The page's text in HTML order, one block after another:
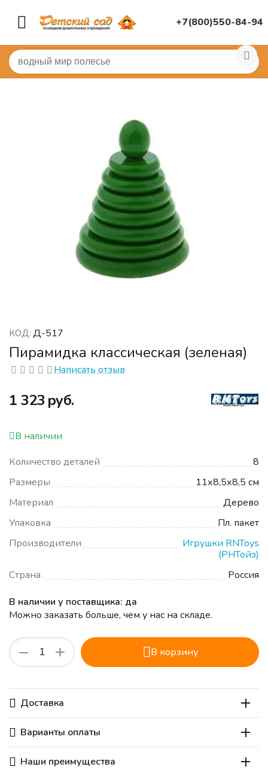
+7(800)550-84-94
Главная / ДИДАКТИЧЕСКИЕ ИГРЫ Развивающие
КОД: Д-517
Пирамидка классическая (зеленая)
Написать отзыв
‍1 323‍ руб.
В наличии
Количество деталей
8
Размеры
11х8,5х8,5 см
Материал
Дерево
Упаковка
Пл. пакет
Производители
Игрушки RNToys
(РНТойз)
Страна
Россия
В наличии у поставщика: да
Можно заказать больше, чем у нас на складе.
+
− В корзину
Доставка
Варианты оплаты
Наши преимущества